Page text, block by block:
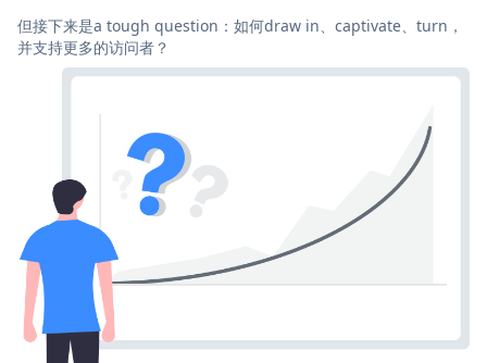
但接下来是a tough question：如何draw in、captivate、turn，
并支持更多的访问者？